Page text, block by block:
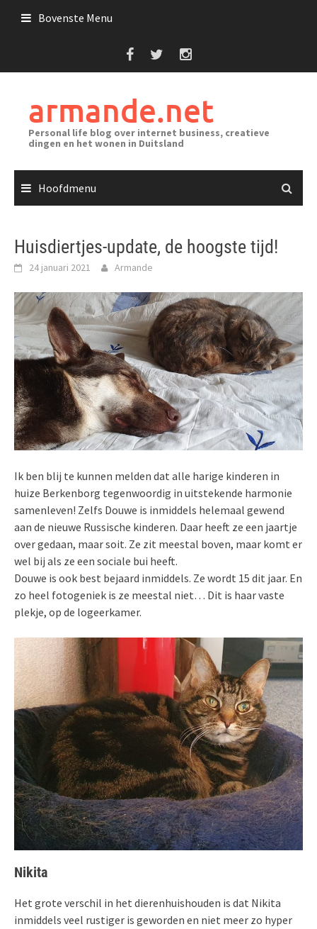
Bovenste Menu
armande.net
Personal life blog over internet business, creatieve
dingen en het wonen in Duitsland
Hoofdmenu
Huisdiertjes-update, de hoogste tijd!
24 januari 2021 Armande
Ik ben blij te kunnen melden dat alle harige kinderen in
huize Berkenborg tegenwoordig in uitstekende harmonie
samenleven! Zelfs Douwe is inmiddels helemaal gewend
aan de nieuwe Russische kinderen. Daar heeft ze een jaartje
over gedaan, maar soit. Ze zit meestal boven, maar komt er
wel bij als ze een sociale bui heeft.
Douwe is ook best bejaard inmiddels. Ze wordt 15 dit jaar. En
zo heel fotogeniek is ze meestal niet… Dit is haar vaste
plekje, op de logeerkamer.
Nikita
Het grote verschil in het dierenhuishouden is dat Nikita
inmiddels veel rustiger is geworden en niet meer zo hyper